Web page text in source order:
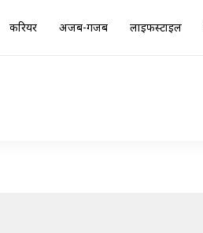
करियर अजब-गजब लाइफस्टाइल